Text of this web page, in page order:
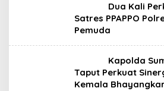
Dua Kali
Satres PPAPPO
Pemuda
Kapolda
Taput Perkuat
Kemala